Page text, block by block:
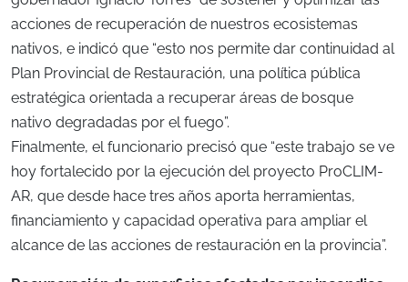
acciones de recuperación de nuestros ecosistemas
nativos, e indicó que “esto nos permite dar continuidad al
Plan Provincial de Restauración, una política pública
estratégica orientada a recuperar áreas de bosque
nativo degradadas por el fuego”.
Finalmente, el funcionario precisó que “este trabajo se ve
hoy fortalecido por la ejecución del proyecto ProCLIM-
AR, que desde hace tres años aporta herramientas,
financiamiento y capacidad operativa para ampliar el
alcance de las acciones de restauración en la provincia”.